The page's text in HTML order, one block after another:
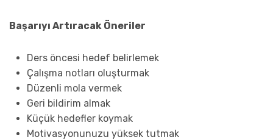
Başarıyı Artıracak Öneriler
Ders öncesi hedef belirlemek
Çalışma notları oluşturmak
Düzenli mola vermek
Geri bildirim almak
Küçük hedefler koymak
Motivasyonunuzu yüksek tutmak